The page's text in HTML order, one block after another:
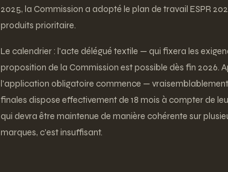
2025, la Commission a adopté le plan de travail ESPR
produits prioritaire.
Le calendrier : l'acte délégué textile — qui fixera les
proposition de la Commission est possible dès fin 2026.
l'application obligatoire commence —
finales dispose effectivement de 18 mois à compter de
qui devra être maintenue de manière cohérente sur
marques, c'est insuffisant.